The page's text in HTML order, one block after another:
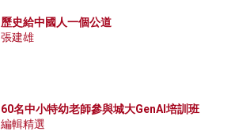
歷史給中國人一個公道
張建雄
60名中小特幼老師參與城大GenAI培訓班
編輯精選